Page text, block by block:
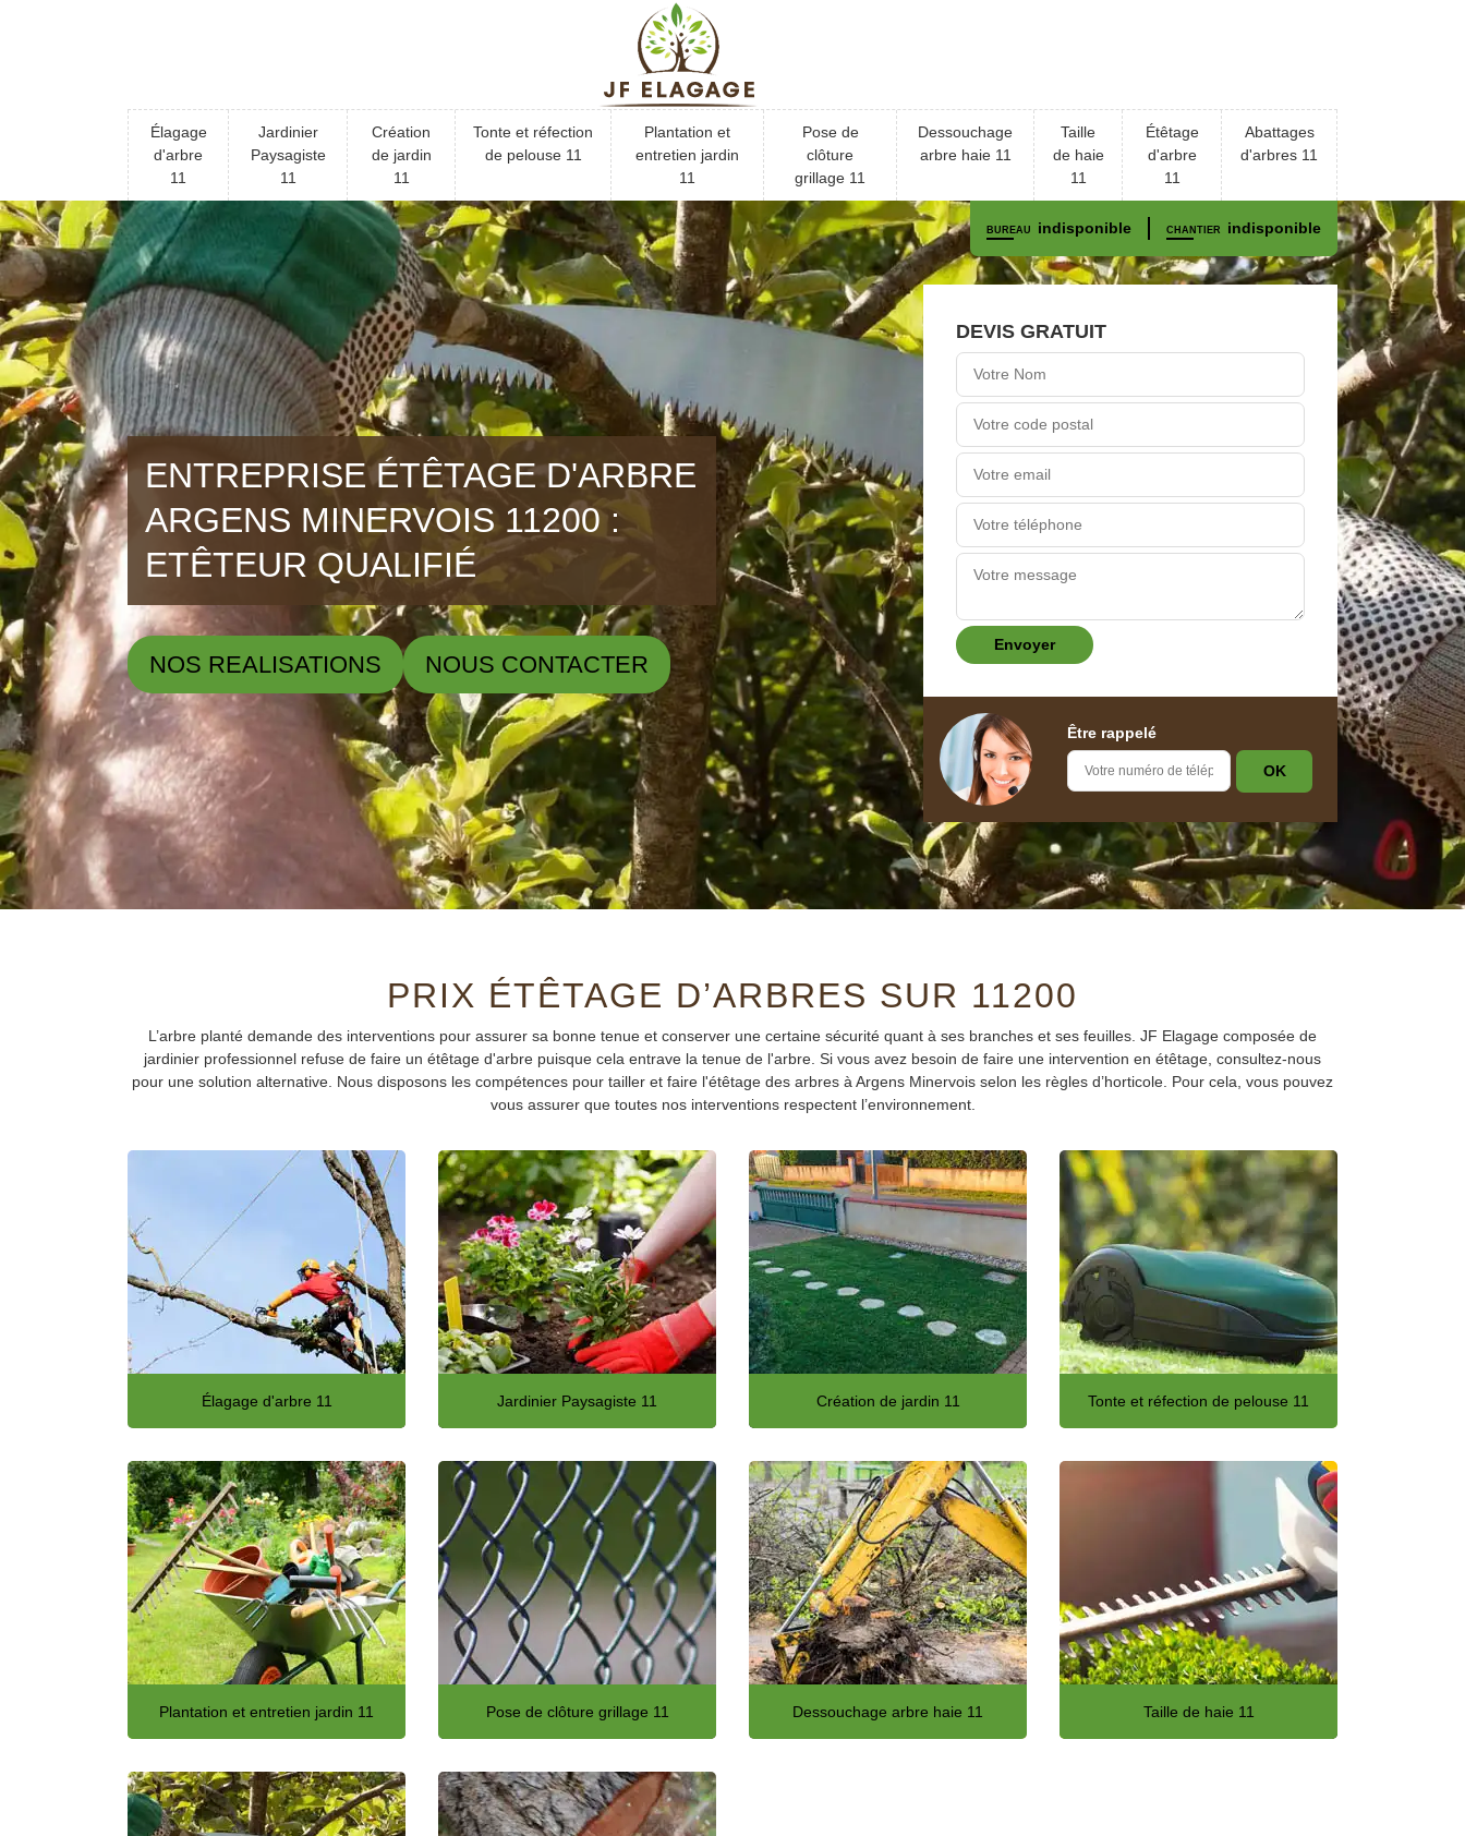
Élagage
d'arbre
11
Jardinier
Paysagiste
11
Création
de jardin
11
Tonte et réfection
de pelouse 11
Plantation et
entretien jardin
11
Pose de
clôture
grillage 11
Dessouchage
arbre haie 11
Taille
de haie
11
Étêtage
d'arbre
11
Abattages
d'arbres 11
BUREAU indisponible CHANTIER indisponible
ENTREPRISE ÉTÊTAGE D'ARBRE
ARGENS MINERVOIS 11200 :
ETÊTEUR QUALIFIÉ
NOS REALISATIONS NOUS CONTACTER
DEVIS GRATUIT
Être rappelé
PRIX ÉTÊTAGE D’ARBRES SUR 11200
L’arbre planté demande des interventions pour assurer sa bonne tenue et conserver une certaine sécurité quant à ses branches et ses feuilles. JF Elagage composée de
jardinier professionnel refuse de faire un étêtage d'arbre puisque cela entrave la tenue de l'arbre. Si vous avez besoin de faire une intervention en étêtage, consultez-nous
pour une solution alternative. Nous disposons les compétences pour tailler et faire l'étêtage des arbres à Argens Minervois selon les règles d’horticole. Pour cela, vous pouvez
vous assurer que toutes nos interventions respectent l’environnement.
Élagage d'arbre 11 Jardinier Paysagiste 11 Création de jardin 11 Tonte et réfection de pelouse 11
Plantation et entretien jardin 11 Pose de clôture grillage 11 Dessouchage arbre haie 11 Taille de haie 11